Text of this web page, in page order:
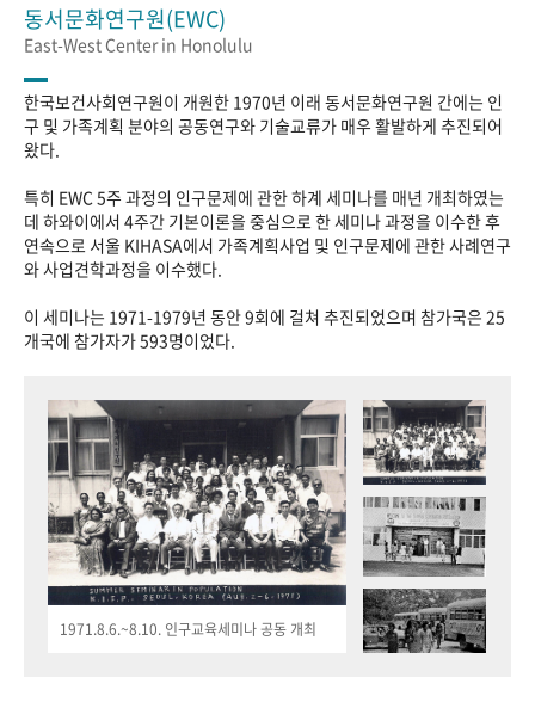
동서문화연구원(EWC)
East-West Center in Honolulu
한국보건사회연구원이 개원한 1970년 이래 동서문화연구원 간에는 인
구 및 가족계획 분야의 공동연구와 기술교류가 매우 활발하게 추진되어
왔다.
특히 EWC 5주 과정의 인구문제에 관한 하계 세미나를 매년 개최하였는
데 하와이에서 4주간 기본이론을 중심으로 한 세미나 과정을 이수한 후
연속으로 서울 KIHASA에서 가족계획사업 및 인구문제에 관한 사례연구
와 사업견학과정을 이수했다.
이 세미나는 1971-1979년 동안 9회에 걸쳐 추진되었으며 참가국은 25
개국에 참가자가 593명이었다.
1971.8.6.~8.10. 인구교육세미나 공동 개최